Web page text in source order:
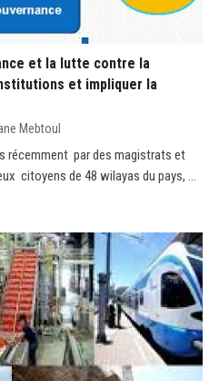
et la lutte contre la
et impliquer la
Mebtoul
par des magistrats et
citoyens de 48 wilayas du pays, ...